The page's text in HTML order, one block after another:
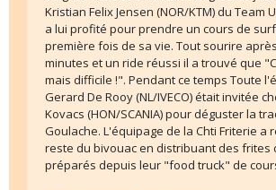
Kristian Felix Jensen (NOR/KTM) du Team
a lui profité pour prendre un cours de
première fois de sa vie. Tout sourire
minutes et un ride réussi il a trouvé que
mais difficile !". Pendant ce temps Toute
Gerard De Rooy (NL/IVECO) était invitée
Kovacs (HON/SCANIA) pour déguster la
Goulache. L'équipage de la Chti Friterie a
reste du bivouac en distribuant des frites
préparés depuis leur "food truck" de